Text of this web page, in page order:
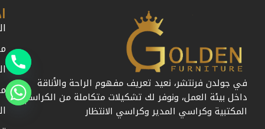
في جولدن فرنتشر، نعيد تعريف مفهوم الراحة والأناقة
داخل بيئة العمل، ونوفر لك تشكيلات متكاملة من الكراسي
المكتبية وكراسي المدير وكراسي الانتظار